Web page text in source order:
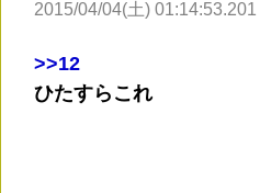
2015/04/04(土)
>>12
ひたすらこれ